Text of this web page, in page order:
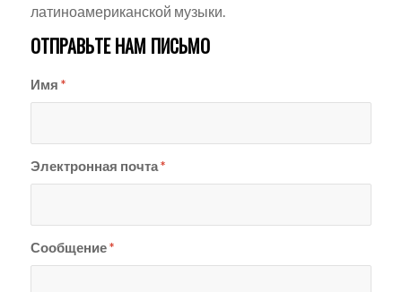
латиноамериканской музыки.
ОТПРАВЬТЕ НАМ ПИСЬМО
Имя *
Электронная почта*
Сообщение*